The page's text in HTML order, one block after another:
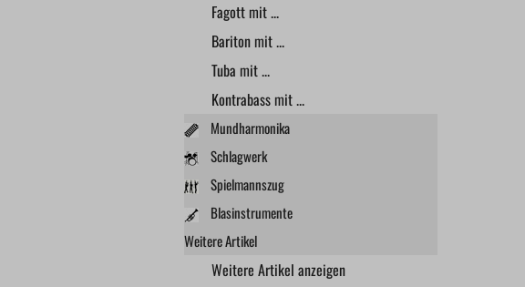
Fagott mit ...
Bariton mit ...
Tuba mit ...
Kontrabass mit ...
Mundharmonika
Schlagwerk
Spielmannszug
Blasinstrumente
Weitere Artikel
Weitere Artikel anzeigen